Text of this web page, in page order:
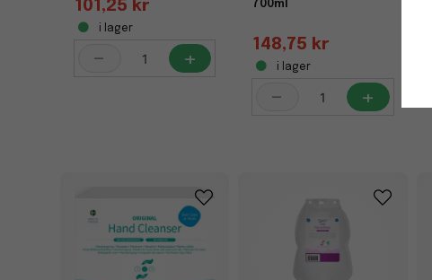
101,25 kr
i lager
- +
700ml
148,75 kr
i lager
- +